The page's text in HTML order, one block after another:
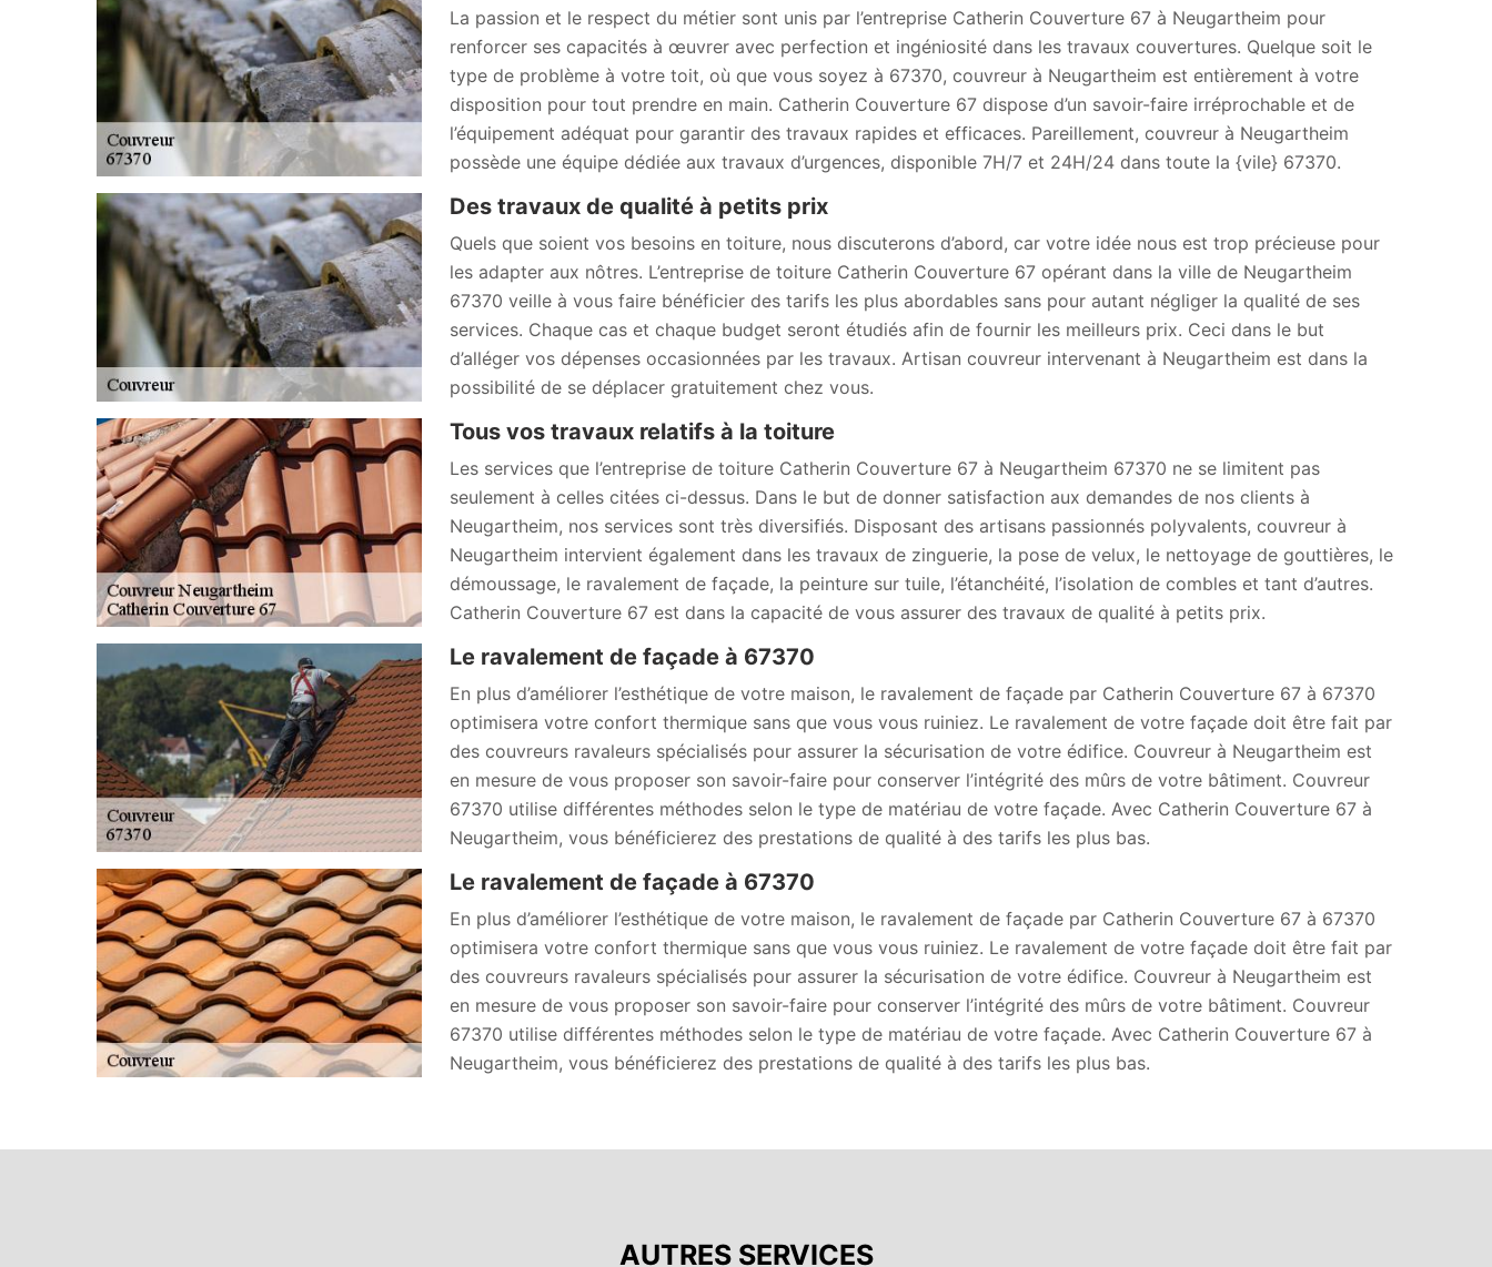
La passion et le respect du métier sont unis par l’entreprise Catherin Couverture 67 à Neugartheim pour
renforcer ses capacités à œuvrer avec perfection et ingéniosité dans les travaux couvertures. Quelque soit le
type de problème à votre toit, où que vous soyez à 67370, couvreur à Neugartheim est entièrement à votre
disposition pour tout prendre en main. Catherin Couverture 67 dispose d’un savoir-faire irréprochable et de
l’équipement adéquat pour garantir des travaux rapides et efficaces. Pareillement, couvreur à Neugartheim
possède une équipe dédiée aux travaux d’urgences, disponible 7H/7 et 24H/24 dans toute la {vile} 67370.
Des travaux de qualité à petits prix
Quels que soient vos besoins en toiture, nous discuterons d’abord, car votre idée nous est trop précieuse pour
les adapter aux nôtres. L’entreprise de toiture Catherin Couverture 67 opérant dans la ville de Neugartheim
67370 veille à vous faire bénéficier des tarifs les plus abordables sans pour autant négliger la qualité de ses
services. Chaque cas et chaque budget seront étudiés afin de fournir les meilleurs prix. Ceci dans le but
d’alléger vos dépenses occasionnées par les travaux. Artisan couvreur intervenant à Neugartheim est dans la
possibilité de se déplacer gratuitement chez vous.
Tous vos travaux relatifs à la toiture
Les services que l’entreprise de toiture Catherin Couverture 67 à Neugartheim 67370 ne se limitent pas
seulement à celles citées ci-dessus. Dans le but de donner satisfaction aux demandes de nos clients à
Neugartheim, nos services sont très diversifiés. Disposant des artisans passionnés polyvalents, couvreur à
Neugartheim intervient également dans les travaux de zinguerie, la pose de velux, le nettoyage de gouttières, le
démoussage, le ravalement de façade, la peinture sur tuile, l’étanchéité, l’isolation de combles et tant d’autres.
Catherin Couverture 67 est dans la capacité de vous assurer des travaux de qualité à petits prix.
Le ravalement de façade à 67370
En plus d’améliorer l’esthétique de votre maison, le ravalement de façade par Catherin Couverture 67 à 67370
optimisera votre confort thermique sans que vous vous ruiniez. Le ravalement de votre façade doit être fait par
des couvreurs ravaleurs spécialisés pour assurer la sécurisation de votre édifice. Couvreur à Neugartheim est
en mesure de vous proposer son savoir-faire pour conserver l’intégrité des mûrs de votre bâtiment. Couvreur
67370 utilise différentes méthodes selon le type de matériau de votre façade. Avec Catherin Couverture 67 à
Neugartheim, vous bénéficierez des prestations de qualité à des tarifs les plus bas.
Le ravalement de façade à 67370
En plus d’améliorer l’esthétique de votre maison, le ravalement de façade par Catherin Couverture 67 à 67370
optimisera votre confort thermique sans que vous vous ruiniez. Le ravalement de votre façade doit être fait par
des couvreurs ravaleurs spécialisés pour assurer la sécurisation de votre édifice. Couvreur à Neugartheim est
en mesure de vous proposer son savoir-faire pour conserver l’intégrité des mûrs de votre bâtiment. Couvreur
67370 utilise différentes méthodes selon le type de matériau de votre façade. Avec Catherin Couverture 67 à
Neugartheim, vous bénéficierez des prestations de qualité à des tarifs les plus bas.
AUTRES SERVICES